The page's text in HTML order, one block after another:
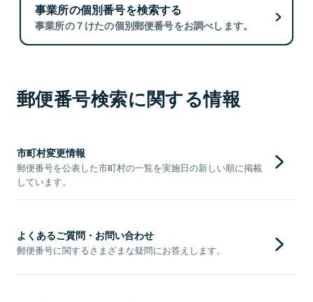
事業所の個別番号を検索する
事業所の７けたの個別郵便番号をお調べします。
郵便番号検索に関する情報
市町村変更情報
郵便番号を公表した市町村の一覧を実施日の新しい順に掲載
しています。
よくあるご質問・お問い合わせ
郵便番号に関するさまざまな疑問にお答えします。